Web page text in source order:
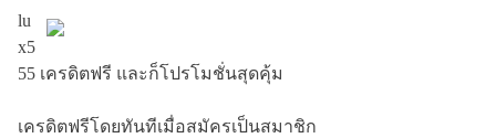
lu
x5
55 เครดิตฟรี และก็โปรโมชั่นสุดคุ้ม
เครดิตฟรีโดยทันทีเมื่อสมัครเป็นสมาชิก